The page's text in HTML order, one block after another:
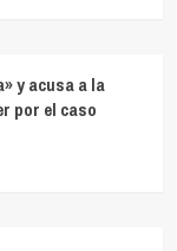
y acusa a la
por el caso